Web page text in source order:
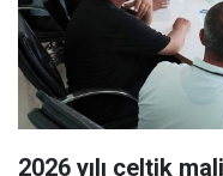
2026 yılı çeltik